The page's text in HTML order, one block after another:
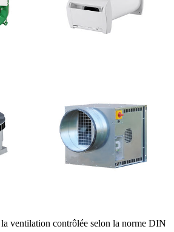
ventilation contrôlée selon la norme DIN